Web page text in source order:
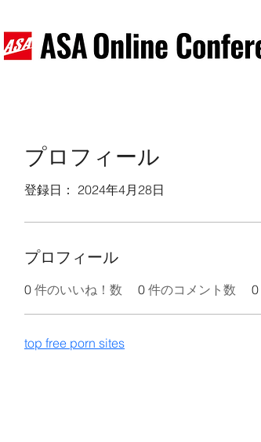
プロフィール
登録日： 2024年4月28日
プロフィール
0 件のいいね！数 0 件のコメント数 0
top free porn sites